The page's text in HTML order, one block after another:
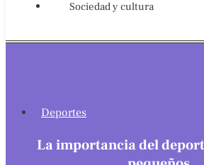
Sociedad y cultura
Deportes
La importancia del